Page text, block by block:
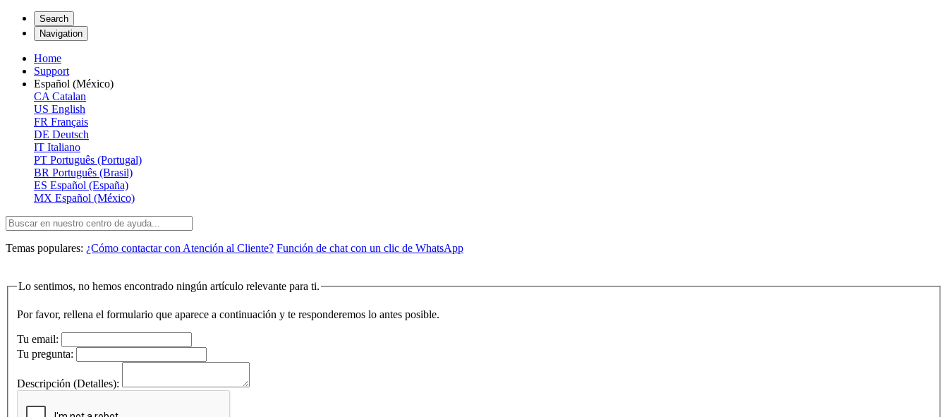
Search
Navigation
Home
Support
Español (México)
CA Catalan
US English
FR Français
DE Deutsch
IT Italiano
PT Português (Portugal)
BR Português (Brasil)
ES Español (España)
MX Español (México)
Temas populares: ¿Cómo contactar con Atención al Cliente? Función de chat con un clic de WhatsApp
Lo sentimos, no hemos encontrado ningún artículo relevante para ti.
Por favor, rellena el formulario que aparece a continuación y te responderemos lo antes posible.
Tu email:
Tu pregunta:
Descripción (Detalles):